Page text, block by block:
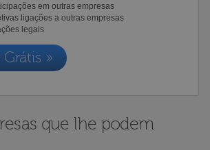
em outras empresas
ligações a outras empresas
legais
»
que lhe podem